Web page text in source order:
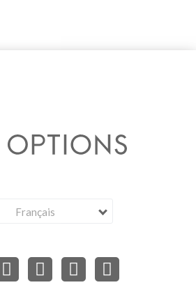
Français